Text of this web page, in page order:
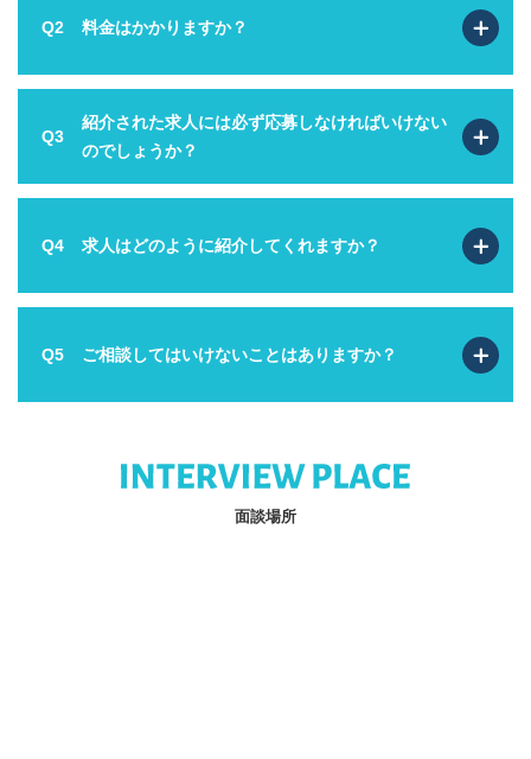
Q2 料金はかかりますか？
Q3
紹介された求人には必ず応募しなければいけない
のでしょうか？
Q4 求人はどのように紹介してくれますか？
Q5 ご相談してはいけないことはありますか？
面談場所